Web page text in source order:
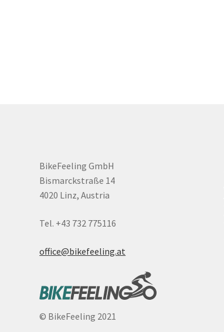
BikeFeeling GmbH
Bismarckstraße 14
4020 Linz, Austria
Tel. +43 732 775116
office@bikefeeling.at
© BikeFeeling 2021